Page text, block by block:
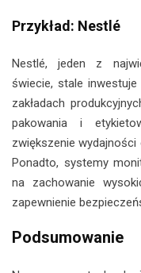
Przykład: Nestlé
Nestlé, jeden z
świecie, stale
zakładach
pakowania i
zwiększenie
Ponadto, systemy
na zachowanie
zapewnienie
Podsumowanie